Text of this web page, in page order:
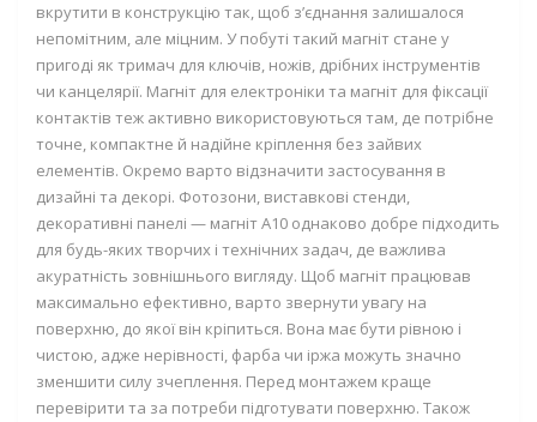
вкрутити в конструкцію так, щоб з’єднання залишалося
непомітним, але міцним. У побуті такий магніт стане у
пригоді як тримач для ключів, ножів, дрібних інструментів
чи канцелярії. Магніт для електроніки та магніт для фіксації
контактів теж активно використовуються там, де потрібне
точне, компактне й надійне кріплення без зайвих
елементів. Окремо варто відзначити застосування в
дизайні та декорі. Фотозони, виставкові стенди,
декоративні панелі — магніт А10 однаково добре підходить
для будь-яких творчих і технічних задач, де важлива
акуратність зовнішнього вигляду. Щоб магніт працював
максимально ефективно, варто звернути увагу на
поверхню, до якої він кріпиться. Вона має бути рівною і
чистою, адже нерівності, фарба чи іржа можуть значно
зменшити силу зчеплення. Перед монтажем краще
перевірити та за потреби підготувати поверхню. Також